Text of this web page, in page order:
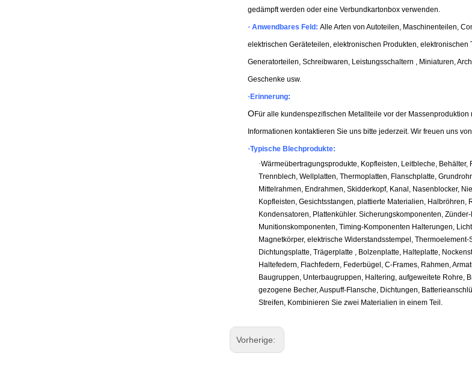
gedämpft werden oder eine Verbundkartonbox verwenden.
· Anwendbares Feld: Alle Arten von Autoteilen, Maschinenteilen,
elektrischen Geräteteilen, elektronischen Produkten,
Generatorteilen, Schreibwaren, Leistungsschaltern , Miniaturen,
Geschenke usw.
· Erinnerung:
OFür alle kundenspezifischen Metallteile vor der
Informationen kontaktieren Sie uns bitte jederzeit. Wir freuen uns
·Typische Blechprodukte:
·Wärmeübertragungsprodukte, Kopfleisten, Leitbleche, Behälter,
Trennblech, Wellplatten, Thermoplatten, Flanschplatte,
Mittelrahmen, Endrahmen, Skidderkopf, Kanal, Nasenblocker,
Kopfleisten, Gesichtsstangen, plattierte Materialien,
Kondensatoren, Plattenkühler. Sicherungskomponenten,
Munitionskomponenten, Timing-Komponenten Halterungen,
Magnetkörper, elektrische Widerstandsstempel,
Dichtungsplatte, Trägerplatte , Bolzenplatte, Halteplatte,
Haltefedern, Flachfedern, Federbügel, C-Frames, Rahmen,
Baugruppen, Unterbaugruppen, Haltering, aufgeweitete Rohre,
gezogene Becher, Auspuff-Flansche, Dichtungen,
Streifen, Kombinieren Sie zwei Materialien in einem Teil.
Vorherige: